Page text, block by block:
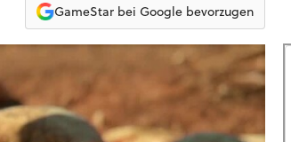
GameStar bei Google bevorzugen